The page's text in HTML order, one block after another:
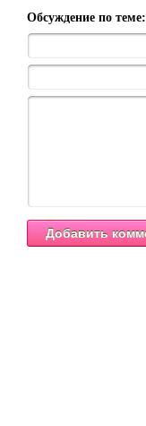
Обсуждение по теме: